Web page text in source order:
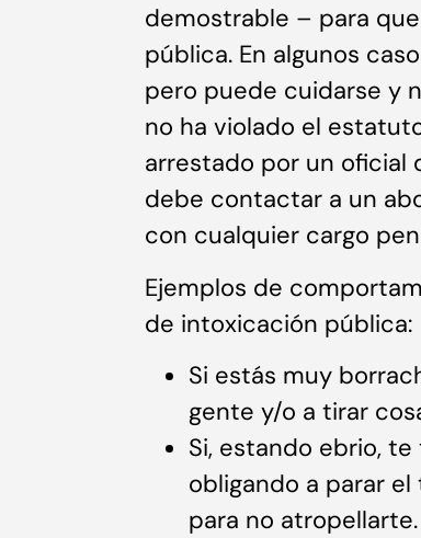
demostrable – para
pública. En algunos
pero puede cuidarse y
no ha violado el
arrestado por un oficial
debe contactar a un
con cualquier cargo
Ejemplos de
de intoxicación pública:
Si estás muy
gente y/o a tirar
Si, estando ebrio,
obligando a parar
para no atropellarte.